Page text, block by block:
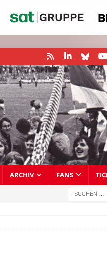
ARCHIV FANS